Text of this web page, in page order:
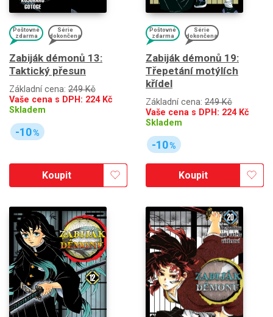
Poštovné
zdarma
Série
dokončena
Zabiják démonů 13:
Taktický přesun
Základní cena: 249 Kč
Vaše cena s DPH: 224Kč
Skladem
-10%
Koupit
Poštovné
zdarma
Série
dokončena
Zabiják démonů 19:
Třepetání motýlích
křídel
Základní cena: 249 Kč
Vaše cena s DPH: 224Kč
Skladem
-10%
Koupit